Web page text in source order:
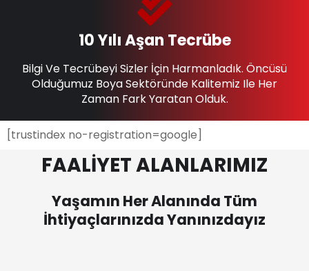
10 Yılı Aşan Tecrübe
Bilgi Ve Tecrübeyi Sizler İçin Harmanladık. Öncüsü
Olduğumuz Boya Sektöründe Kalitemiz Ile Her
Zaman Fark Yaratan Olduk.
[trustindex no-registration=google]
FAALİYET ALANLARIMIZ
Yaşamın Her Alanında Tüm
İhtiyaçlarınızda Yanınızdayız